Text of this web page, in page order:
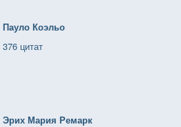
Пауло Коэльо
376 цитат
Эрих Мария Ремарк